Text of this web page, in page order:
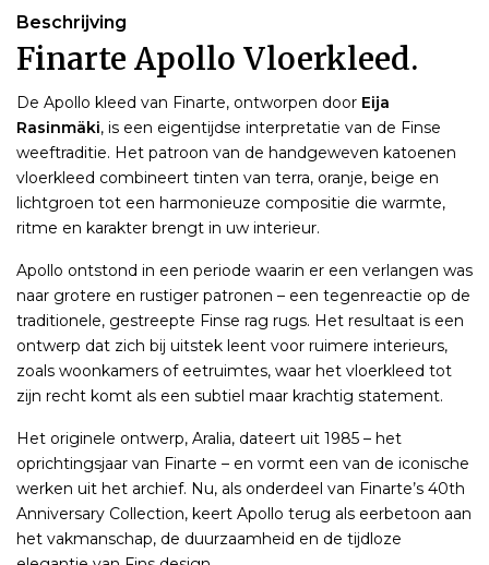
Beschrijving
Finarte Apollo Vloerkleed.
De Apollo kleed van Finarte, ontworpen door Eija
Rasinmäki, is een eigentijdse interpretatie van de Finse
weeftraditie. Het patroon van de handgeweven katoenen
vloerkleed combineert tinten van terra, oranje, beige en
lichtgroen tot een harmonieuze compositie die warmte,
ritme en karakter brengt in uw interieur.
Apollo ontstond in een periode waarin er een verlangen was
naar grotere en rustiger patronen – een tegenreactie op de
traditionele, gestreepte Finse rag rugs. Het resultaat is een
ontwerp dat zich bij uitstek leent voor ruimere interieurs,
zoals woonkamers of eetruimtes, waar het vloerkleed tot
zijn recht komt als een subtiel maar krachtig statement.
Het originele ontwerp, Aralia, dateert uit 1985 – het
oprichtingsjaar van Finarte – en vormt een van de iconische
werken uit het archief. Nu, als onderdeel van Finarte’s 40th
Anniversary Collection, keert Apollo terug als eerbetoon aan
het vakmanschap, de duurzaamheid en de tijdloze